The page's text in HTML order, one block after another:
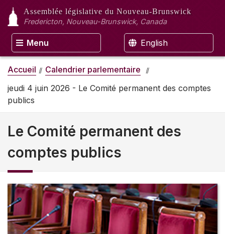
Assemblée législative du Nouveau-Brunswick
Fredericton, Nouveau-Brunswick, Canada
Menu English
Accueil
Calendrier parlementaire
jeudi 4 juin 2026 - Le Comité permanent des comptes
publics
Le Comité permanent des
comptes publics